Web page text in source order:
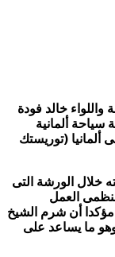
خالد فودة
ورشة عمل تضم 50 شركة سياحة ألمانية
(توريستك
خلال الورشة التى
الحالى بمنظمى العمل
مؤكدا أن شرم الشيخ
ما يساعد على